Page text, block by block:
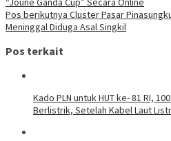
Pos berikutnya Cluster Pasar
Meninggal Diduga Asal Singkil
Pos terkait
Kado PLN untuk HUT ke- 81 RI,
Berlistrik, Setelah Kabel Laut